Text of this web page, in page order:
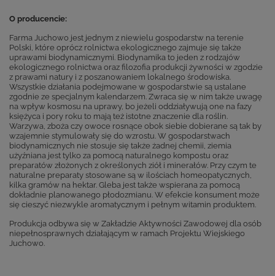
O producencie:
Farma Juchowo jest jednym z niewielu gospodarstw na terenie
Polski, które oprócz rolnictwa ekologicznego zajmuje się także
uprawami biodynamicznymi. Biodynamika to jeden z rodzajów
ekologicznego rolnictwa oraz filozofia produkcji żywności w zgodzie
z prawami natury i z poszanowaniem lokalnego środowiska.
Wszystkie działania podejmowane w gospodarstwie są ustalane
zgodnie ze specjalnym kalendarzem. Zwraca się w nim także uwagę
na wpływ kosmosu na uprawy, bo jeżeli oddziaływują one na fazy
księżyca i pory roku to mają też istotne znaczenie dla roślin.
Warzywa, zboża czy owoce rosnące obok siebie dobierane są tak by
wzajemnie stymulowały się do wzrostu. W gospodarstwach
biodynamicznych nie stosuje się także żadnej chemii, ziemia
użyźniana jest tylko za pomocą naturalnego kompostu oraz
preparatów złożonych z określonych ziół i minerałów. Przy czym te
naturalne preparaty stosowane są w ilościach homeopatycznych,
kilka gramów na hektar. Gleba jest także wspierana za pomocą
dokładnie planowanego płodozmianu. W efekcie konsument może
się cieszyć niezwykle aromatycznym i pełnym witamin produktem.
Produkcja odbywa się w Zakładzie Aktywności Zawodowej dla osób
niepełnosprawnych działającym w ramach Projektu Wiejskiego
Juchowo.